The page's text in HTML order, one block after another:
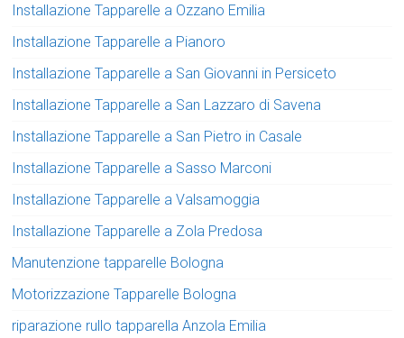
Installazione Tapparelle a Ozzano Emilia
Installazione Tapparelle a Pianoro
Installazione Tapparelle a San Giovanni in Persiceto
Installazione Tapparelle a San Lazzaro di Savena
Installazione Tapparelle a San Pietro in Casale
Installazione Tapparelle a Sasso Marconi
Installazione Tapparelle a Valsamoggia
Installazione Tapparelle a Zola Predosa
Manutenzione tapparelle Bologna
Motorizzazione Tapparelle Bologna
riparazione rullo tapparella Anzola Emilia